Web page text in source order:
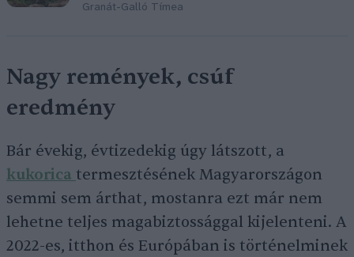
Granát-Galló Tímea
Nagy remények, csúf
eredmény
Bár évekig, évtizedekig úgy látszott, a
kukorica termesztésének Magyarországon
semmi sem árthat, mostanra ezt már nem
lehetne teljes magabiztossággal kijelenteni. A
2022-es, itthon és Európában is történelminek